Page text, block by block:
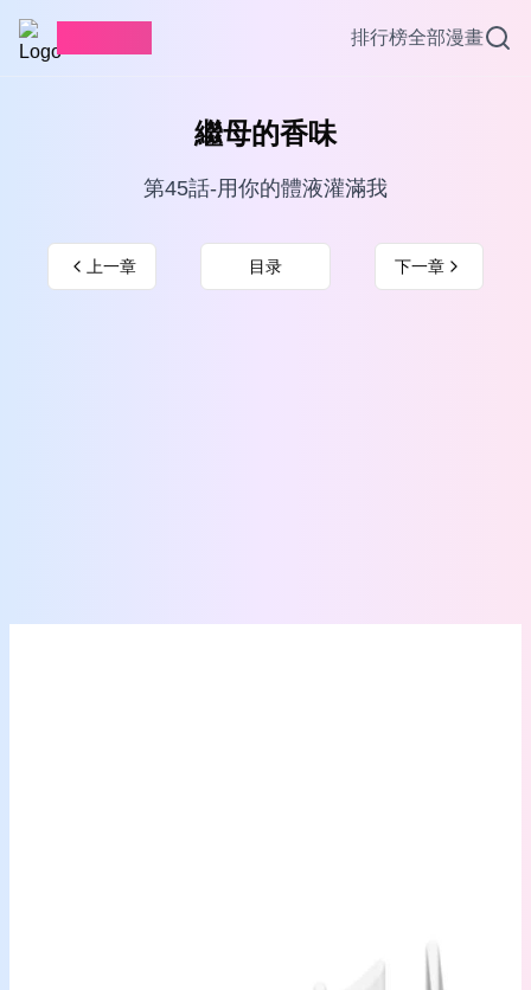
排行榜全部漫畫
繼母的香味
第45話-用你的體液灌滿我
上一章 目录 下一章